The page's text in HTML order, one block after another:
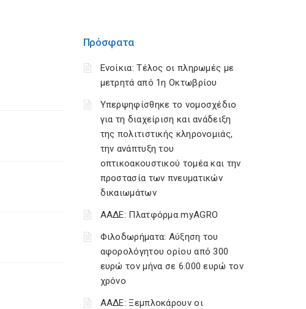
Πρόσφατα
Ενοίκια: Τέλος οι πληρωμές με
μετρητά από 1η Οκτωβρίου
Υπερψηφίσθηκε το νομοσχέδιο
για τη διαχείριση και ανάδειξη
της πολιτιστικής κληρονομιάς,
την ανάπτυξη του
οπτικοακουστικού τομέα και την
προστασία των πνευματικών
δικαιωμάτων
ΑΑΔΕ: Πλατφόρμα myAGRO
Φιλοδωρήματα: Αύξηση του
αφορολόγητου ορίου από 300
ευρώ τον μήνα σε 6.000 ευρώ τον
χρόνο
ΑΑΔΕ: Ξεμπλοκάρουν οι